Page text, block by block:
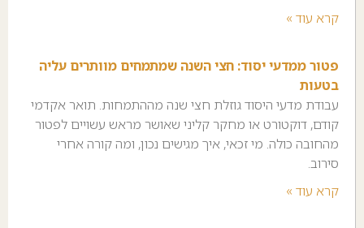
קרא עוד »
פטור ממדעי יסוד: חצי השנה שמתמחים מוותרים עליה
בטעות
עבודת מדעי היסוד גוזלת חצי שנה מההתמחות. תואר אקדמי
קודם, דוקטורט או מחקר קליני שאושר מראש עשויים לפטור
מהחובה כולה. מי זכאי, איך מגישים נכון, ומה קורה אחרי
סירוב.
קרא עוד »